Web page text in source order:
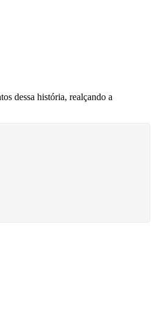
dessa história, realçando a